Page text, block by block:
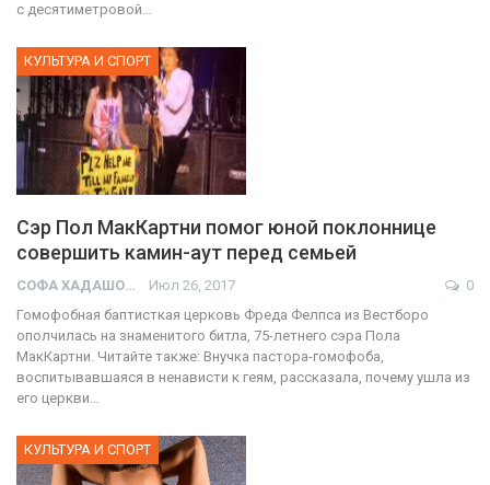
с десятиметровой…
КУЛЬТУРА И СПОРТ
Сэр Пол МакКартни помог юной поклоннице
совершить камин-аут перед семьей
СОФА ХАДАШОТ Июл 26, 2017
0
Гомофобная баптисткая церковь Фреда Фелпса из Вестборо
ополчилась на знаменитого битла, 75-летнего сэра Пола
МакКартни. Читайте также: Внучка пастора-гомофоба,
воспитывавшаяся в ненависти к геям, рассказала, почему ушла из
его церкви…
КУЛЬТУРА И СПОРТ